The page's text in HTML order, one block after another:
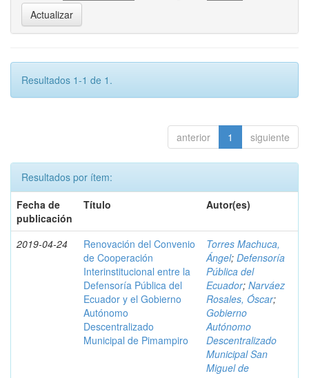
Resultados 1-1 de 1.
anterior 1 siguiente
Resultados por ítem:
Fecha de
publicación
Título Autor(es)
2019-04-24
Renovación del Convenio
de Cooperación
Interinstitucional entre la
Defensoría Pública del
Ecuador y el Gobierno
Autónomo
Descentralizado
Municipal de Pimampiro
Torres Machuca,
Ángel; Defensoría
Pública del
Ecuador; Narváez
Rosales, Óscar;
Gobierno
Autónomo
Descentralizado
Municipal San
Miguel de